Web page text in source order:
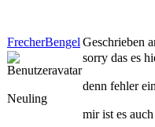
FrecherBengel Geschrieben
Neuling
sorry das es
denn fehler
mir ist es